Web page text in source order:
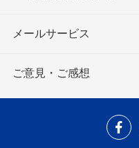
メールサービス
ご意見・ご感想